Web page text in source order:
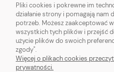
KowaL Polska Łukasz Sikora
Modrzewiowa 6b/17
46-100 Namysłów, Polska
kowalpolska1@gmail.com
503 714 312
Pliki cookies i pokrewne im
działanie strony i pomagają
potrzeb. Możesz zaakceptować
wszystkich tych plików i przejść
użycie plików do swoich
zgody".
Więcej o plikach cookies
prywatności.